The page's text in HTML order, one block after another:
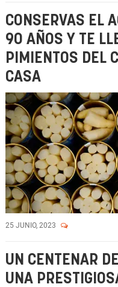
CONSERVAS EL
90 AÑOS Y TE
PIMIENTOS DEL
CASA
25 JUNIO, 2023
UN CENTENAR
UNA